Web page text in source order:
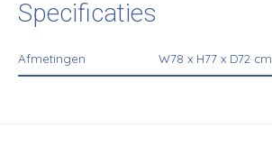
Specificaties
Afmetingen W78 x H77 x D72 cm